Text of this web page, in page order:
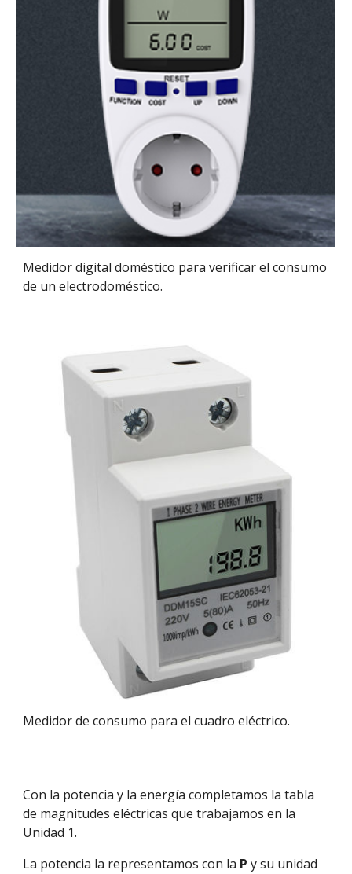
Medidor digital doméstico para verificar el consumo
de un electrodoméstico.
Medidor de consumo para el cuadro eléctrico.
Con la potencia y la energía completamos la tabla
de magnitudes eléctricas que trabajamos en la
Unidad 1.
La potencia la representamos con la P y su unidad